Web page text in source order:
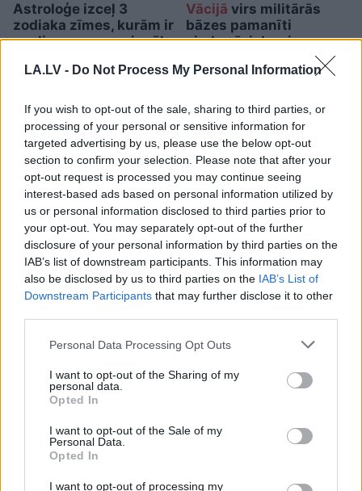
LA.LV - Do Not Process My Personal Information
If you wish to opt-out of the sale, sharing to third parties, or
processing of your personal or sensitive information for
targeted advertising by us, please use the below opt-out
section to confirm your selection. Please note that after your
opt-out request is processed you may continue seeing
interest-based ads based on personal information utilized by
us or personal information disclosed to third parties prior to
your opt-out. You may separately opt-out of the further
disclosure of your personal information by third parties on the
IAB’s list of downstream participants. This information may
also be disclosed by us to third parties on the IAB’s List of
Downstream Participants that may further disclose it to other
Please note that this website/app uses one or more Google
not limited to your visit or usage behaviour. You may click to
grant or deny consent to Google and its third-party tags to
use your data for below specified purposes in below Google
consent section.
Personal Data Processing Opt Outs
I want to opt-out of the Sharing of my
personal data.
Opted In
I want to opt-out of the Sale of my
Personal Data.
Opted In
I want to opt-out of processing my
Astroloģe izceļ 3
zodiaka zīmes, kurām ir
nosliece uz emocionālu
cilvēkiem
Vācijā virs militārās
bāzes pamanīti
aizdomīgi droni
“Manpat neomulīgi
palika!” Sēņotāja mežā
uziet ļoti biedējošu vietu